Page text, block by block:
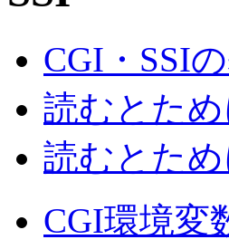
CGI・SSI
読むとた
読むとた
CGI環境変